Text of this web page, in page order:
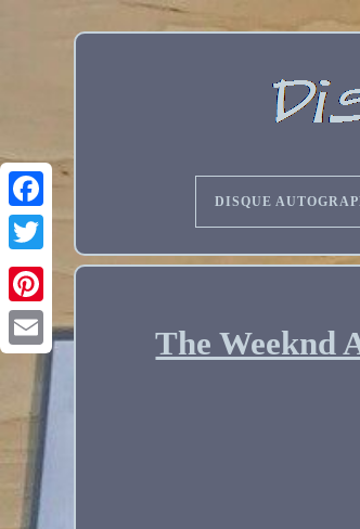
Email
DISQUE
The Weeknd